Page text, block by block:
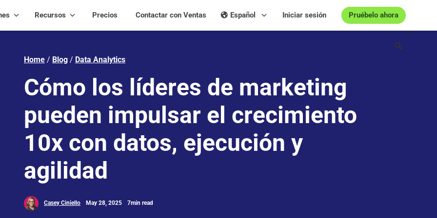
Recursos Precios Pruébelo ahora
Iniciar sesión
Español
Contactar con Ventas
Home / Blog / Data Analytics
Cómo los líderes de marketing
pueden impulsar el crecimiento
10x con datos, ejecución y
agilidad
Casey Ciniello May 28, 2025 7min read